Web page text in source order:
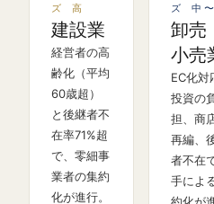
ズ 高
建設業
経営者の高
齢化（平均
60歳超）
と後継者不
在率71%超
で、零細事
業者の集約
化が進行。
ズ 中
卸売
小売
EC化対
投資の
担、商
再編、
者不在
手によ